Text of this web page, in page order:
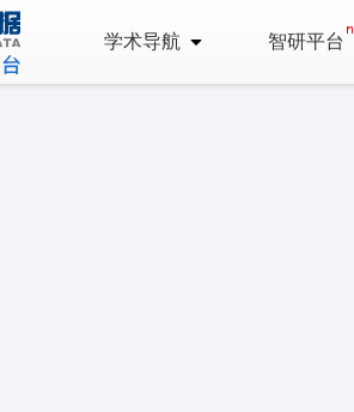
学术导航 智研平台